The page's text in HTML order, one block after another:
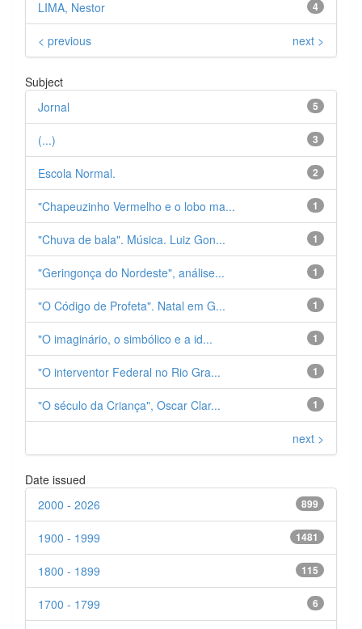
4
LIMA, Nestor
< previous next >
Subject
5
Jornal
3
(...)
2
Escola Normal.
1
"Chapeuzinho Vermelho e o lobo ma...
1
"Chuva de bala". Música. Luiz Gon...
1
"Geringonça do Nordeste", análise...
1
"O Código de Profeta". Natal em G...
1
"O imaginário, o simbólico e a id...
1
"O interventor Federal no Rio Gra...
1
"O século da Criança", Oscar Clar...
next >
Date issued
899
2000 - 2026
1481
1900 - 1999
115
1800 - 1899
6
1700 - 1799